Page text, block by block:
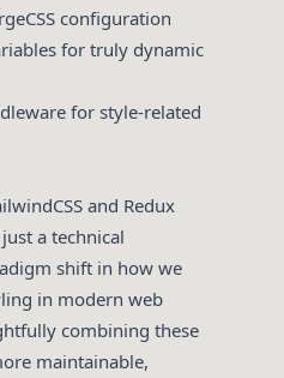
configuration
for truly dynamic
for style-related
and Redux
a technical
shift in how we
in modern web
combining these
maintainable,